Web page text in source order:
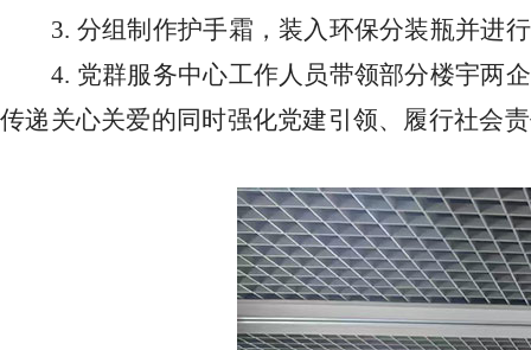
3. 分组制作护手霜，装入环保分装瓶并进
4. 党群服务中心工作人员带领部分楼宇两
传递关心关爱的同时强化党建引领、履行社会